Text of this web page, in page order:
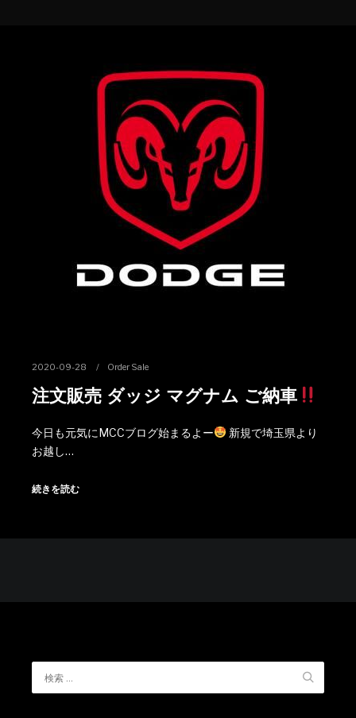
2020-09-28 Order Sale
注文販売 ダッジ マグナム ご納車
今日も元気にMCCブログ始まるよー
新規で埼玉県より
お越し…
続きを読む